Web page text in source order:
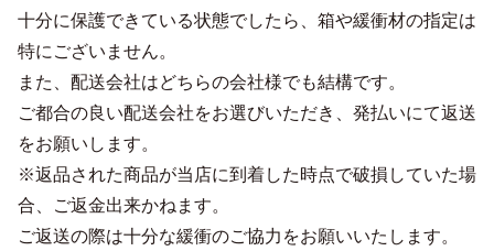
十分に保護できている状態でしたら、箱や緩衝材の指定は
特にございません。
また、配送会社はどちらの会社様でも結構です。
ご都合の良い配送会社をお選びいただき、発払いにて返送
をお願いします。
※返品された商品が当店に到着した時点で破損していた場
合、ご返金出来かねます。
ご返送の際は十分な緩衝のご協力をお願いいたします。